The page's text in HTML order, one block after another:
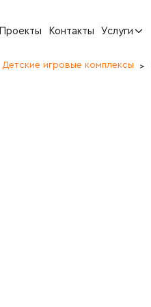
Проекты Контакты Услуги
Детские игровые комплексы